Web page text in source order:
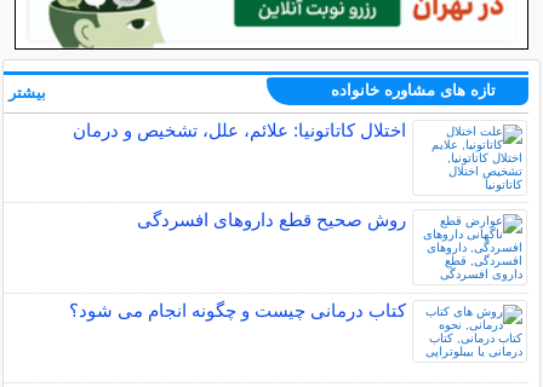
تازه های مشاوره خانواده
اختلال کاتاتونیا: علائم، علل، تشخیص و درمان
روش صحیح قطع داروهای افسردگی
کتاب درمانی چیست و چگونه انجام می شود؟
بیشتر